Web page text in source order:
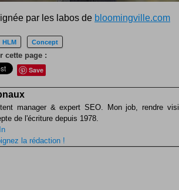
par les labos de bloomingville.com
HLM Concept
cette page :
Save
manager & expert SEO. Mon job, rendre
de l'écriture depuis 1978.
la rédaction !